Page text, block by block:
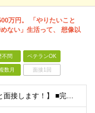
万円。 「やりたいこと
ない」生活って、 想像以
不問 ベテランOK
数月 面接1回
【応募いただいた方全員と面接します！】 ■完全未経験OK ■転職回数・前職・スキル・学歴不問 ■20代～30代活躍中！ ★第二新卒も大歓迎 「新卒で入社したけど、環境が合わなくて早期に退職してしまっ